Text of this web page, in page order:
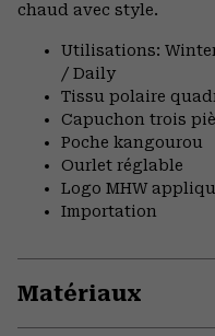
chaud avec style.
Utilisations:
/ Daily
Tissu polaire
Capuchon trois
Poche kangourou
Ourlet réglable
Logo MHW
Importation
Matériaux